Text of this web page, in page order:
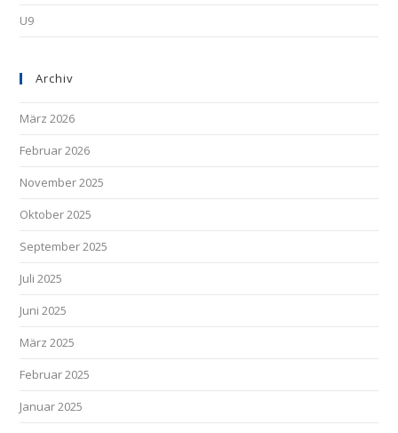
U9
Archiv
März 2026
Februar 2026
November 2025
Oktober 2025
September 2025
Juli 2025
Juni 2025
März 2025
Februar 2025
Januar 2025